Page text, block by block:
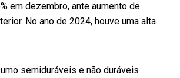
em dezembro, ante aumento de
No ano de 2024, houve uma alta
semiduráveis e não duráveis